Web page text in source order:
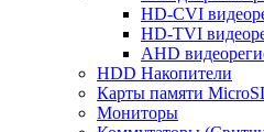
HD-CVI
HD-TVI
AHD
HDD Накопители
Карты памяти
Мониторы